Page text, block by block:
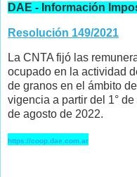
DAE - Información
Resolución 149/2021
La CNTA fijó las
ocupado en la actividad
de granos en el ámbito
vigencia a partir del 1°
de agosto de 2022.
https://coop.dae.com.ar